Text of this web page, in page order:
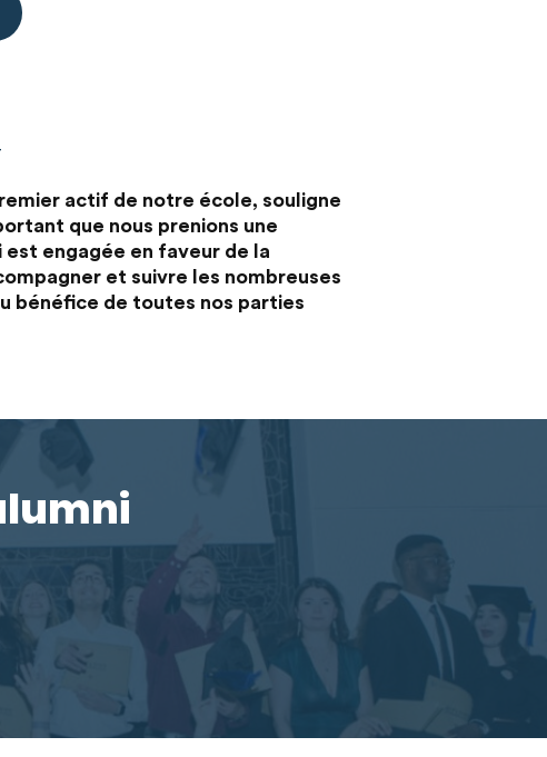
actif de notre école, souligne
que nous prenions une
engagée en faveur de la
et suivre les nombreuses
bénéfice de toutes nos parties